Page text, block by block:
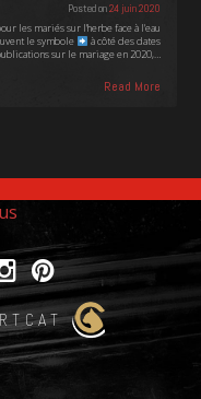
Posted on24 juin 2020
les mariés sur l'herbe face à l'eau
le symbole
à côté des dates
sur le mariage en 2020,…
Read More